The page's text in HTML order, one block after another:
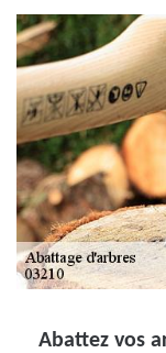
Abattez vos